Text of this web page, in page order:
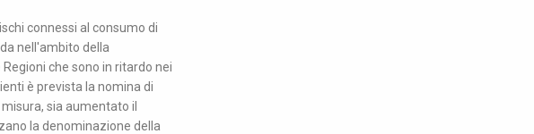
connessi al consumo di
nell'ambito della
che sono in ritardo nei
è prevista la nomina di
sia aumentato il
la denominazione della